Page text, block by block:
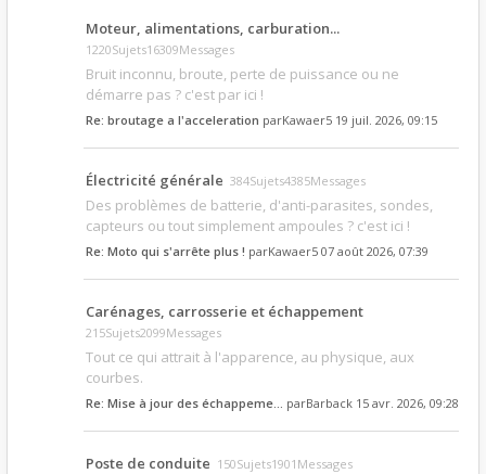
Moteur, alimentations, carburation...
1220Sujets16309Messages
Bruit inconnu, broute, perte de puissance ou ne
démarre pas ? c'est par ici !
Re: broutage a l'acceleration parKawaer5 19 juil. 2026, 09:15
Électricité générale 384Sujets4385Messages
Des problèmes de batterie, d'anti-parasites, sondes,
capteurs ou tout simplement ampoules ? c'est ici !
Re: Moto qui s'arrête plus ! parKawaer5 07 août 2026, 07:39
Carénages, carrosserie et échappement
215Sujets2099Messages
Tout ce qui attrait à l'apparence, au physique, aux
courbes.
Re: Mise à jour des échappeme… parBarback 15 avr. 2026, 09:28
Poste de conduite 150Sujets1901Messages